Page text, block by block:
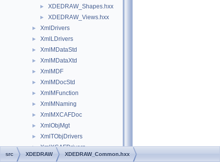
► XDEDRAW_Shapes.hxx
► XDEDRAW_Views.hxx
► XmlDrivers
► XmlLDrivers
► XmlMDataStd
► XmlMDataXtd
► XmlMDF
► XmlMDocStd
► XmlMFunction
► XmlMNaming
► XmlMXCAFDoc
► XmlObjMgt
► XmlTObjDrivers
► XmlXCAFDrivers
► XSAlgo
src XDEDRAW XDEDRAW_Common.hxx